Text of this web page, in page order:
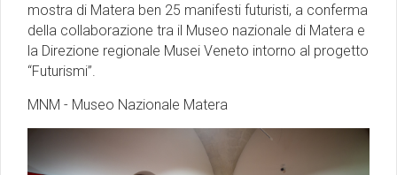
mostra di Matera ben 25 manifesti futuristi, a conferma
della collaborazione tra il Museo nazionale di Matera e
la Direzione regionale Musei Veneto intorno al progetto
“Futurismi”.
MNM - Museo Nazionale Matera